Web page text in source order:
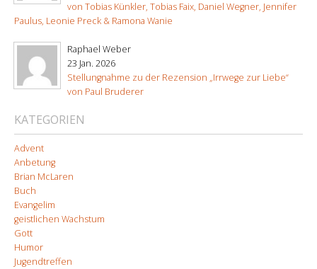
von Tobias Künkler, Tobias Faix, Daniel Wegner, Jennifer
Paulus, Leonie Preck & Ramona Wanie
Raphael Weber
23 Jan. 2026
Stellungnahme zu der Rezension „Irrwege zur Liebe“
von Paul Bruderer
KATEGORIEN
Advent
Anbetung
Brian McLaren
Buch
Evangelim
geistlichen Wachstum
Gott
Humor
Jugendtreffen